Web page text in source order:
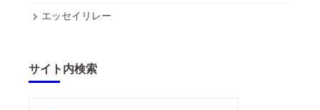
エッセイリレー
サイト内検索